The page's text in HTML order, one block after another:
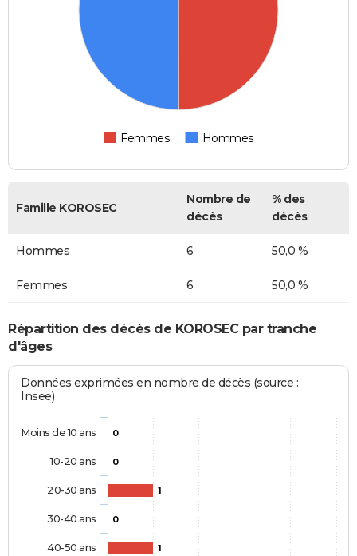
Femmes Hommes
Famille KOROSEC
Nombre de
décès
% des
décès
Hommes 6 50,0 %
Femmes 6 50,0 %
Répartition des décès de KOROSEC par tranche
d'âges
Données exprimées en nombre de décès (source :
Insee)
0
0
1
0
1
Moins de 10 ans
10-20 ans
20-30 ans
30-40 ans
40-50 ans